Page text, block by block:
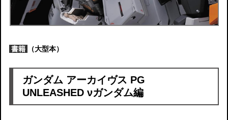
書籍 （大型本）
ガンダム アーカイヴス PG
UNLEASHED νガンダム編